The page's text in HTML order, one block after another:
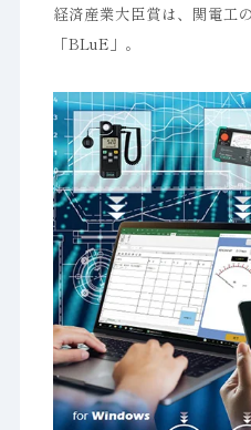
経済産業大臣賞は、関電工
「BLuE」。